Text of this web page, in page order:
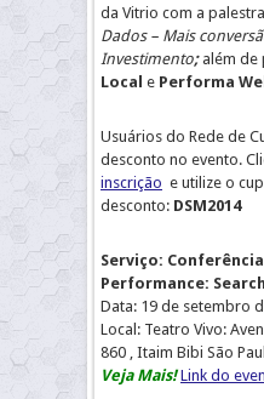
da Vitrio com a palestra
Dados – Mais
Investimento; além de
Local e Performa
Usuários do Rede de
desconto no evento.
inscrição e utilize o
desconto: DSM2014
Serviço:
Performance:
Data: 19 de setembro
Local: Teatro Vivo:
860 , Itaim Bibi São
Veja Mais! Link do